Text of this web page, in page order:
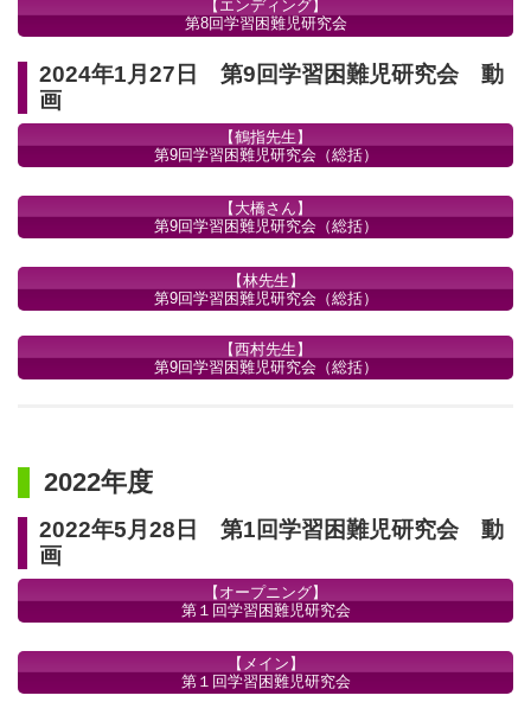
【エンディング】
第8回学習困難児研究会
2024年1月27日 第9回学習困難児研究会 動
画
【鶴指先生】
第9回学習困難児研究会（総括）
【大橋さん】
第9回学習困難児研究会（総括）
【林先生】
第9回学習困難児研究会（総括）
【西村先生】
第9回学習困難児研究会（総括）
2022年度
2022年5月28日 第1回学習困難児研究会 動
画
【オープニング】
第１回学習困難児研究会
【メイン】
第１回学習困難児研究会